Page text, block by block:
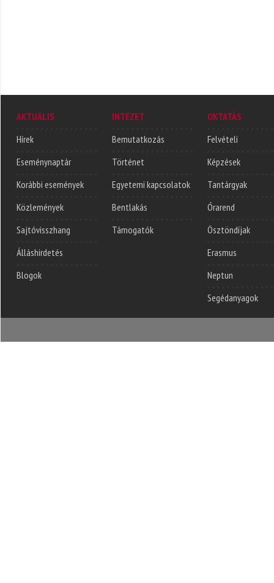
AKTUÁLIS
Hírek
Eseménynaptár
Korábbi események
Közlemények
Sajtóvisszhang
Álláshirdetés
Blogok
INTÉZET
Bemutatkozás
Történet
Egyetemi kapcsolatok
Bentlakás
Támogatók
OKTATÁS
Felvételi
Képzések
Tantárgyak
Órarend
Ösztöndíjak
Erasmus
Neptun
Segédanyagok